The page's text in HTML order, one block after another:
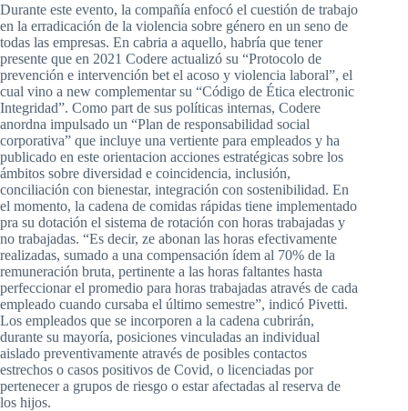
Durante este evento, la compañía enfocó el cuestión de trabajo
en la erradicación de la violencia sobre género en un seno de
todas las empresas. En cabria a aquello, habría que tener
presente que en 2021 Codere actualizó su “Protocolo de
prevención e intervención bet el acoso y violencia laboral”, el
cual vino a new complementar su “Código de Ética electronic
Integridad”. Como part de sus políticas internas, Codere
anordna impulsado un “Plan de responsabilidad social
corporativa” que incluye una vertiente para empleados y ha
publicado en este orientacion acciones estratégicas sobre los
ámbitos sobre diversidad e coincidencia, inclusión,
conciliación con bienestar, integración con sostenibilidad. En
el momento, la cadena de comidas rápidas tiene implementado
pra su dotación el sistema de rotación con horas trabajadas y
no trabajadas. “Es decir, ze abonan las horas efectivamente
realizadas, sumado a una compensación ídem al 70% de la
remuneración bruta, pertinente a las horas faltantes hasta
perfeccionar el promedio para horas trabajadas através de cada
empleado cuando cursaba el último semestre”, indicó Pivetti.
Los empleados que se incorporen a la cadena cubrirán,
durante su mayoría, posiciones vinculadas an individual
aislado preventivamente através de posibles contactos
estrechos o casos positivos de Covid, o licenciadas por
pertenecer a grupos de riesgo o estar afectadas al reserva de
los hijos.